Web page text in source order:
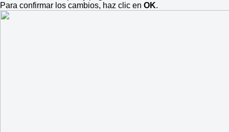
Para confirmar los cambios, haz clic en OK.